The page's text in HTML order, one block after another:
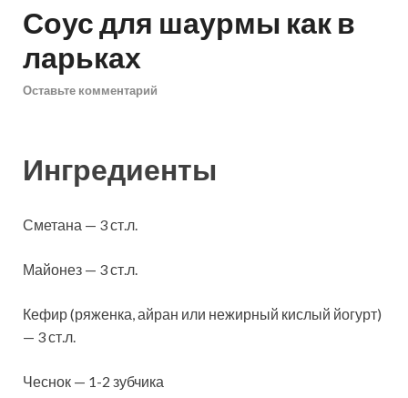
Соус для шаурмы как в
ларьках
Оставьте комментарий
Ингредиенты
Сметана — 3 ст.л.
Майонез — 3 ст.л.
Кефир (ряженка, айран или нежирный кислый йогурт)
— 3 ст.л.
Чеснок — 1-2 зубчика